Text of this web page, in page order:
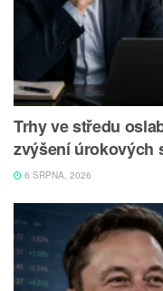
Trhy ve středu
zvýšení úrokových
6 SRPNA, 2026